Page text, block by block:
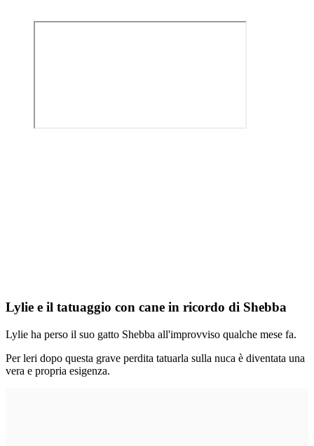
Lylie e il tatuaggio con cane in ricordo di Shebba
Lylie ha perso il suo gatto Shebba all'improvviso qualche mese fa.
Per leri dopo questa grave perdita tatuarla sulla nuca è diventata una
vera e propria esigenza.